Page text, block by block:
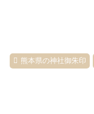
熊本県の神社御朱印